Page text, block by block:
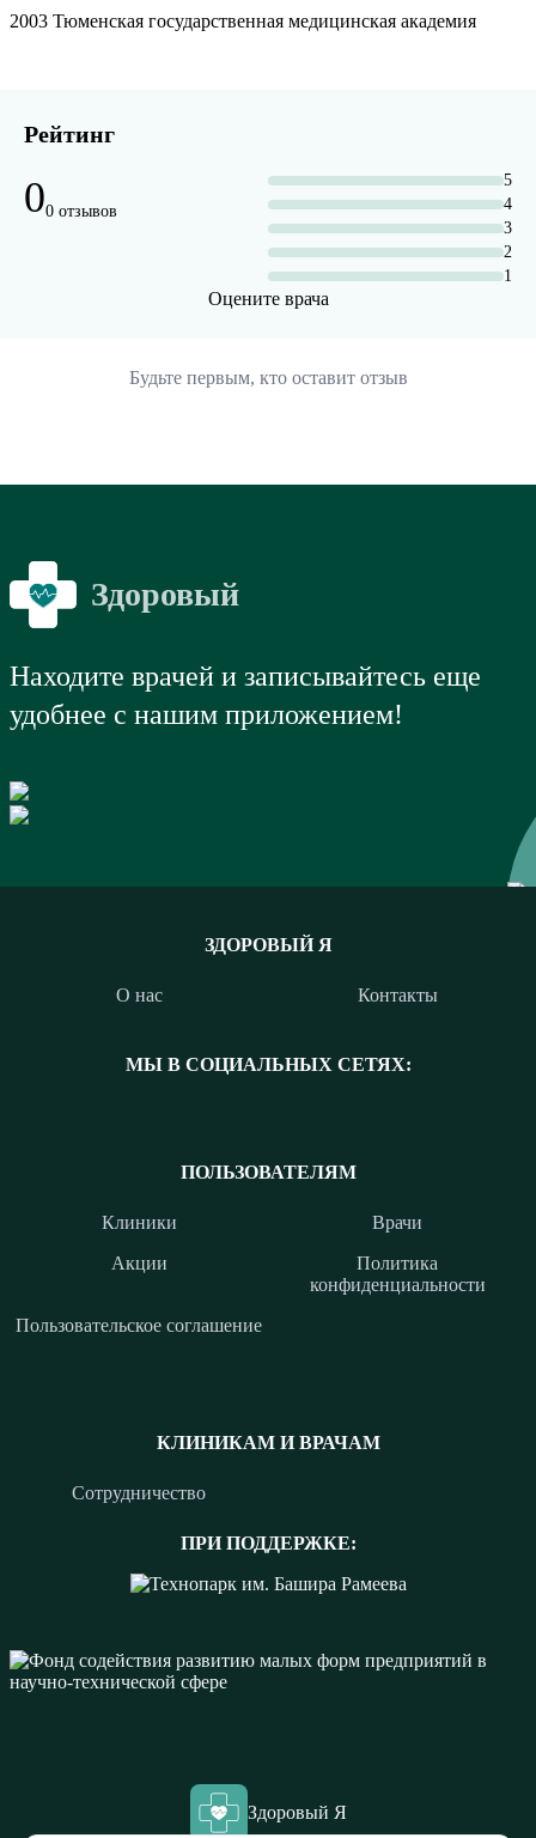
2003 Тюменская государственная медицинская академия
Рейтинг
00 отзывов
5
4
3
2
1
Оцените врача
Будьте первым, кто оставит отзыв
Здоровый
Находите врачей и записывайтесь еще
удобнее с нашим приложением!
Здоровый Я
ЗДОРОВЫЙ Я
О нас Контакты
МЫ В СОЦИАЛЬНЫХ СЕТЯХ:
КЛИНИКАМ И ВРАЧАМ
Сотрудничество
ПРИ ПОДДЕРЖКЕ:
ПОЛЬЗОВАТЕЛЯМ
Клиники
Врачи
Акции
Политика
конфиденциальности
Пользовательское соглашение